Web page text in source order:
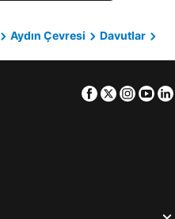
Qlusive Hotel
Suhan Seaport 360 Hotel
Aydın Çevresi
Davutlar
Facebook
Twitter